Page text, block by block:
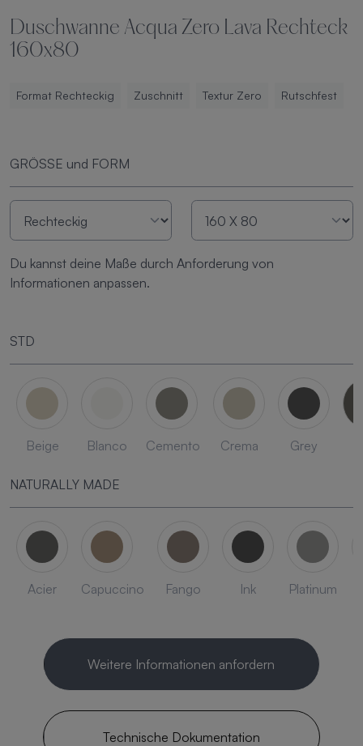
Duschwanne Acqua Zero Lava Rechteck
160x80
Format Rechteckig Zuschnitt Textur Zero Rutschfest
GRÖSSE und FORM
Du kannst deine Maße durch Anforderung von
Informationen anpassen.
STD
Beige Blanco Cemento Crema Grey
NATURALLY MADE
Acier Capuccino Fango Ink Platinum
Weitere Informationen anfordern
Technische Dokumentation